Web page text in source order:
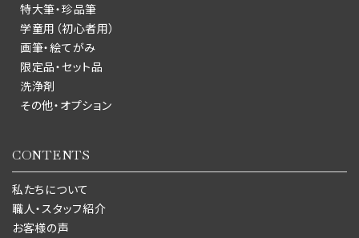
特大筆・珍品筆
学童用（初心者用）
画筆・絵てがみ
限定品・セット品
洗浄剤
その他・オプション
CONTENTS
私たちについて
職人・スタッフ紹介
お客様の声